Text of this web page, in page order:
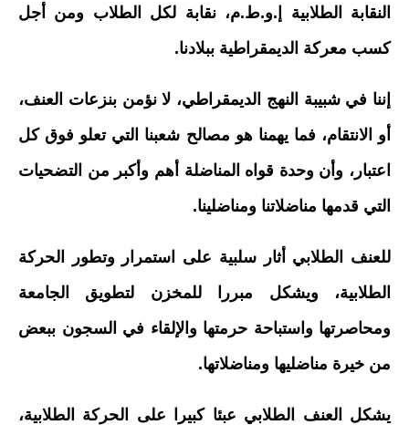
النقابة الطلابية إ.و.ط.م، نقابة لكل الطلاب ومن أجل
كسب معركة الديمقراطية ببلادنا.
إننا في شبيبة النهج الديمقراطي، لا نؤمن بنزعات العنف،
أو الانتقام، فما يهمنا هو مصالح شعبنا التي تعلو فوق كل
اعتبار، وأن وحدة قواه المناضلة أهم وأكبر من التضحيات
التي قدمها مناضلاتنا ومناضلينا.
للعنف الطلابي أثار سلبية على استمرار وتطور الحركة
الطلابية، ويشكل مبررا للمخزن لتطويق الجامعة
ومحاصرتها واستباحة حرمتها والإلقاء في السجون ببعض
من خيرة مناضليها ومناضلاتها.
يشكل العنف الطلابي عبئا كبيرا على الحركة الطلابية،